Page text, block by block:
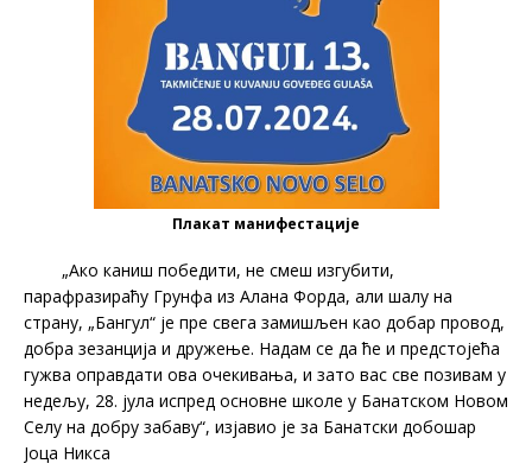
Плакат манифестације
„Ако каниш победити, не смеш изгубити,
парафразираћу Грунфа из Алана Форда, али шалу на
страну, „Бангул“ је пре свега замишљен као добар провод,
добра зезанција и дружење. Надам се да ће и предстојећа
гужва оправдати ова очекивања, и зато вас све позивам у
недељу, 28. јула испред основне школе у Банатском Новом
Селу на добру забаву“, изјавио је за Банатски добошар
Јоца Никса